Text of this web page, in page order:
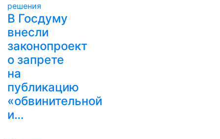
В Госдуму
внесли
законопроект
о запрете
на
публикацию
«обвинительной
и…